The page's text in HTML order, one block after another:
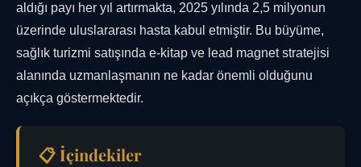
aldığı payı her yıl artırmakta, 2025 yılında 2,5 milyonun
üzerinde uluslararası hasta kabul etmiştir. Bu büyüme,
sağlık turizmi satışında e-kitap ve lead magnet stratejisi
alanında uzmanlaşmanın ne kadar önemli olduğunu
açıkça göstermektedir.
📋 İçindekiler